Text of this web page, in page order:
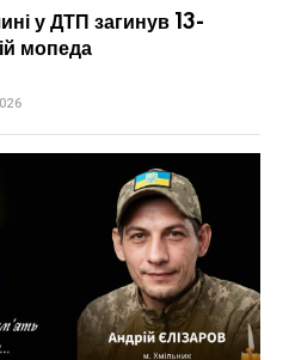
у ДТП загинув 13-
мопеда